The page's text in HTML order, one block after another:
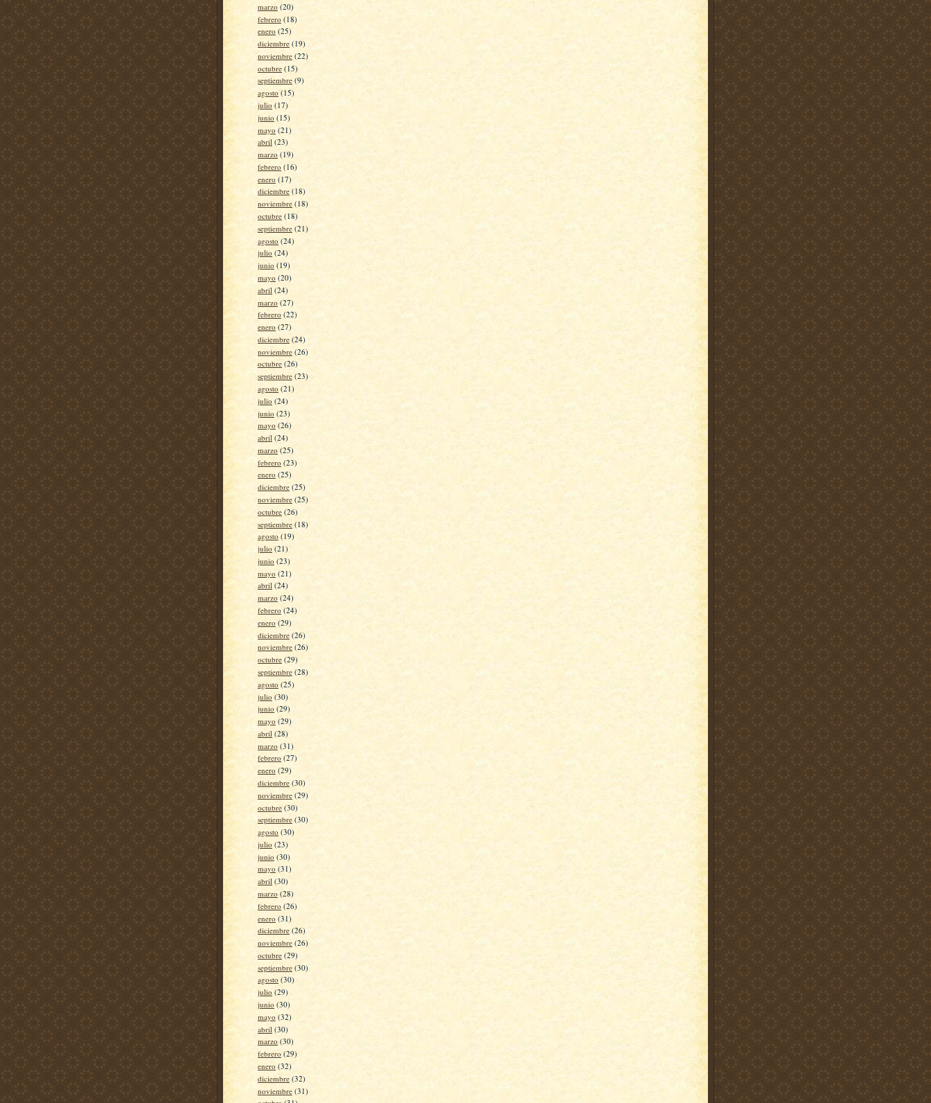
marzo (20)
febrero (18)
enero (25)
diciembre (19)
noviembre (22)
octubre (15)
septiembre (9)
agosto (15)
julio (17)
junio (15)
mayo (21)
abril (23)
marzo (19)
febrero (16)
enero (17)
diciembre (18)
noviembre (18)
octubre (18)
septiembre (21)
agosto (24)
julio (24)
junio (19)
mayo (20)
abril (24)
marzo (27)
febrero (22)
enero (27)
diciembre (24)
noviembre (26)
octubre (26)
septiembre (23)
agosto (21)
julio (24)
junio (23)
mayo (26)
abril (24)
marzo (25)
febrero (23)
enero (25)
diciembre (25)
noviembre (25)
octubre (26)
septiembre (18)
agosto (19)
julio (21)
junio (23)
mayo (21)
abril (24)
marzo (24)
febrero (24)
enero (29)
diciembre (26)
noviembre (26)
octubre (29)
septiembre (28)
agosto (25)
julio (30)
junio (29)
mayo (29)
abril (28)
marzo (31)
febrero (27)
enero (29)
diciembre (30)
noviembre (29)
octubre (30)
septiembre (30)
agosto (30)
julio (23)
junio (30)
mayo (31)
abril (30)
marzo (28)
febrero (26)
enero (31)
diciembre (26)
noviembre (26)
octubre (29)
septiembre (30)
agosto (30)
julio (29)
junio (30)
mayo (32)
abril (30)
marzo (30)
febrero (29)
enero (32)
diciembre (32)
noviembre (31)